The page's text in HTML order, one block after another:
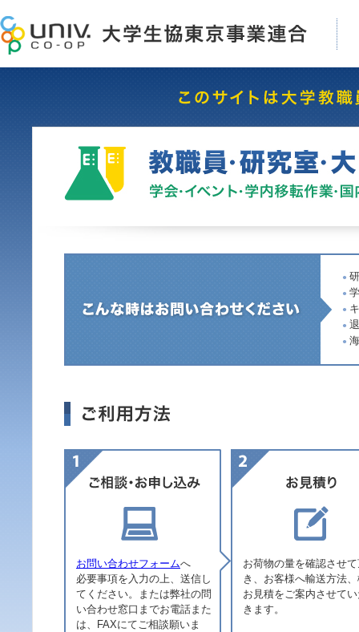
●
●
●
●
●
お問い合わせフォームへ
必要事項を入力の上、送信し
てください。または弊社の問
い合わせ窓口までお電話また
は、FAXにてご相談願いま
お荷物の量を確認させ
き、お客様へ輸送方法
お見積をご案内させて
きます。